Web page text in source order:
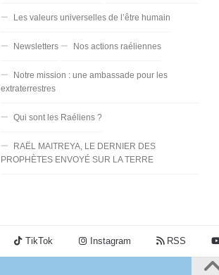
Les valeurs universelles de l’être humain
Newsletters Nos actions raéliennes
Notre mission : une ambassade pour les
extraterrestres
Qui sont les Raéliens ?
RAËL MAITREYA, LE DERNIER DES
PROPHÈTES ENVOYÉ SUR LA TERRE
TikTok Instagram RSS